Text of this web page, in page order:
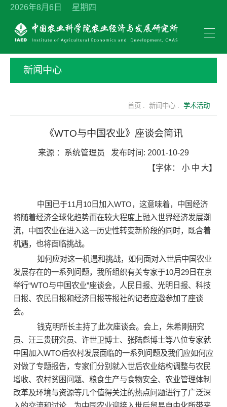
2026年8月6日 星期四
新闻中心
首页 . 新闻中心 . 学术活动
《WTO与中国农业》座谈会简讯
来源 ： 系统管理员 发布时间: 2001-10-29
【字体： 小 中 大】
中国已于11月10日加入WTO，这意味着，中国经济
将随着经济全球化趋势而在较大程度上融入世界经济发展潮
流，中国农业在进入这一历史性转变新阶段的同时，既含着
机遇，也将面临挑战。
如何应对这一机遇和挑战，如何面对入世后中国农业
发展存在的一系列问题，我所组织有关专家于10月29日在京
举行“WTO与中国农业”座谈会，人民日报、光明日报、科技
日报、农民日报和经济日报等报社的记者应邀参加了座谈
会。
钱克明所长主持了此次座谈会。会上，朱希刚研究
员、汪三贵研究员、许世卫博士、张陆彪博士等八位专家就
中国加入WTO后农村发展面临的一系列问题及我们应如何应
对做了专题报告，专家们分别就入世后农业结构调整与农民
增收、农村贫困问题、粮食生产与食物安全、农业管理体制
改革及环境与资源等几个值得关注的热点问题进行了广泛深